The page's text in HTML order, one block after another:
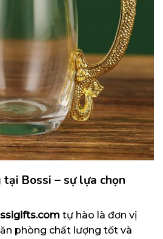
Bossi – sự lựa chọn
tự hào là đơn vị
phòng chất lượng tốt và